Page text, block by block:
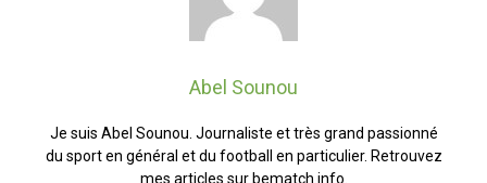
Abel Sounou
Je suis Abel Sounou. Journaliste et très grand passionné
du sport en général et du football en particulier. Retrouvez
mes articles sur bematch.info.